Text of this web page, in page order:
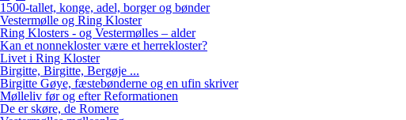
1500-tallet, konge, adel, borger og bønder
Vestermølle og Ring Kloster
Ring Klosters - og Vestermølles – alder
Kan et nonnekloster være et herrekloster?
Livet i Ring Kloster
Birgitte, Birgitte, Bergøje ...
Birgitte Gøye, fæstebønderne og en ufin skriver
Mølleliv før og efter Reformationen
De er skøre, de Romere